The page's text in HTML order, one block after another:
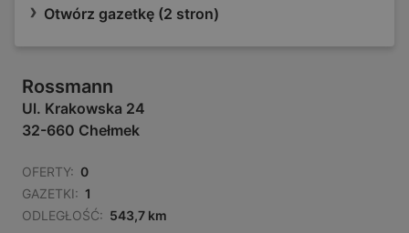
Otwórz gazetkę (2 stron)
Rossmann
Ul. Krakowska 24
32-660 Chełmek
OFERTY: 0
GAZETKI: 1
ODLEGŁOŚĆ: 543,7 km